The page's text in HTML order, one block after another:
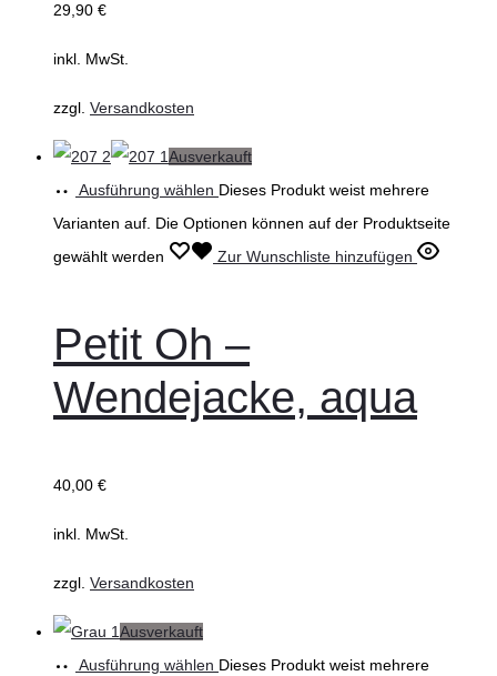
29,90 €
inkl. MwSt.
zzgl. Versandkosten
Ausverkauft
Ausführung wählen Dieses Produkt weist mehrere
Varianten auf. Die Optionen können auf der Produktseite
gewählt werden
Zur Wunschliste hinzufügen
Petit Oh –
Wendejacke, aqua
40,00 €
inkl. MwSt.
zzgl. Versandkosten
Ausverkauft
Ausführung wählen Dieses Produkt weist mehrere